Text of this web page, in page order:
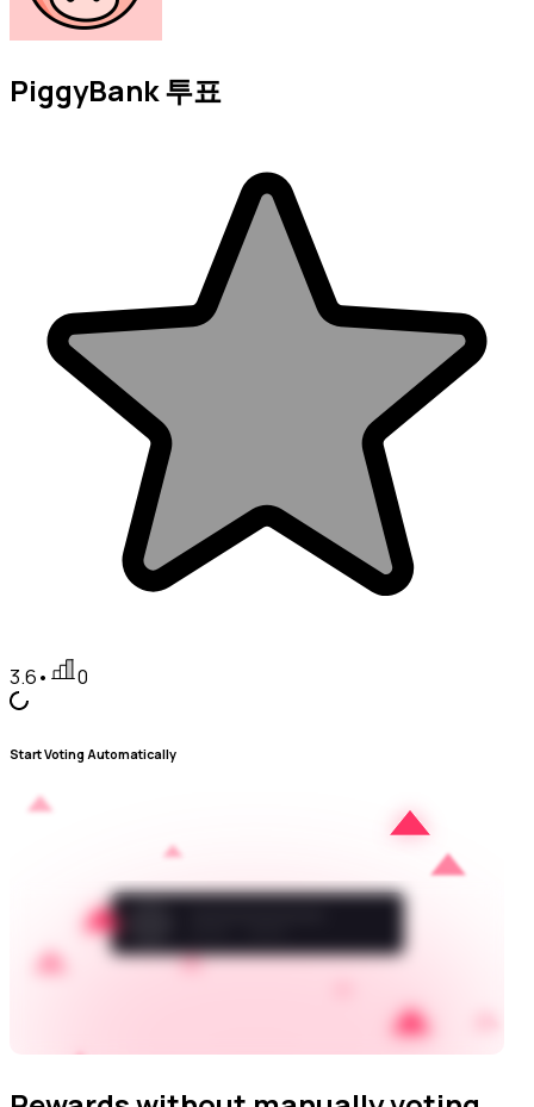
PiggyBank 투표
3.6• 0
Start Voting Automatically